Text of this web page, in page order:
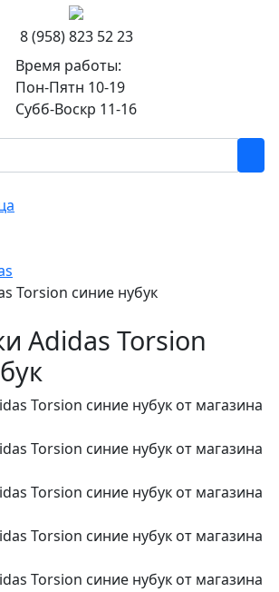
8 (958) 823 52 23
Время работы:
Пон-Пятн 10-19
Субб-Воскр 11-16
Torsion синие нубук
Adidas Torsion